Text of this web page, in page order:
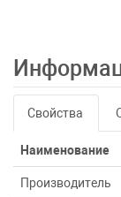
Свойства
Наименование
Производитель